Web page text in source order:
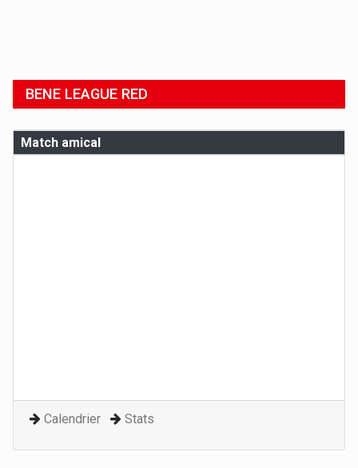
BENE LEAGUE RED
Match amical
Calendrier Stats